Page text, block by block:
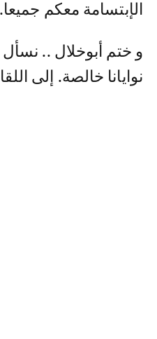
الإبتسامة معكم جميعا.
و ختم أبوخلال .. نسأل
نوايانا خالصة. إلى